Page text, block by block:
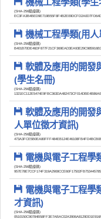
(SHA-256驗證碼)
機械工程學類(用
(SHA-256驗證碼)
軟體及應用的開發
(學生名冊)
(SHA-256驗證碼)
軟體及應用的開發
人單位徵才資訊)
(SHA-256驗證碼)
電機與電子工程學
(SHA-256驗證碼)
電機與電子工程學
才資訊)
(SHA-256驗證碼)